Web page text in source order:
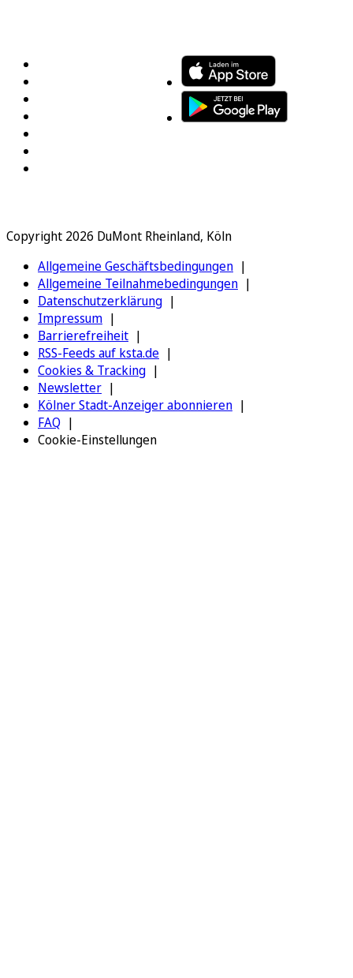
Copyright 2026 DuMont Rheinland, Köln
Allgemeine Geschäftsbedingungen
Allgemeine Teilnahmebedingungen
Datenschutzerklärung
Impressum
Barrierefreiheit
RSS-Feeds auf ksta.de
Cookies & Tracking
Newsletter
Kölner Stadt-Anzeiger abonnieren
FAQ
Cookie-Einstellungen